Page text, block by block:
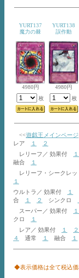
YURT137
魔力の棘
4980円
枚
YURT138
誤作動
4980円
枚
<<遊戯王メインページ
レア
１
２
レリーフ／ 効果付
１
融合
１
レリーフ・シークレ
１
ウルトラ／ 効果付
１
合
１ ２ シンクロ
スーパー／ 効果付
１
クロ
１
レア／ 効果付
１
２
４
通常 １ 融合 １
◆表示価格は全て税込